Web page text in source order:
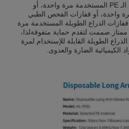
سواء كنت تبحث عن قفازات الـ PE المستخدمة مرة واحدة، أو
واحدة، أو قفازات الفحص الطبي
الذراع الطويلة المستخدمة مرة
لتقدم حماية متفوقةلذا،
الطويلة القابلة للإستخدام لمرة
الضارة والعدوى.